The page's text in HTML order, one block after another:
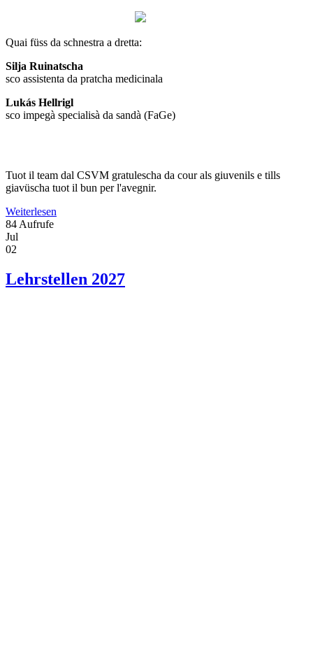
Quai füss da schnestra a dretta:
Silja Ruinatscha
sco assistenta da pratcha medicinala
Lukás Hellrigl
sco impegà specialisà da sandà (FaGe)
Tuot il team dal CSVM gratulescha da cour als giuvenils e tills
giavüscha tuot il bun per l'avegnir.
Weiterlesen
84 Aufrufe
Jul
02
Lehrstellen 2027